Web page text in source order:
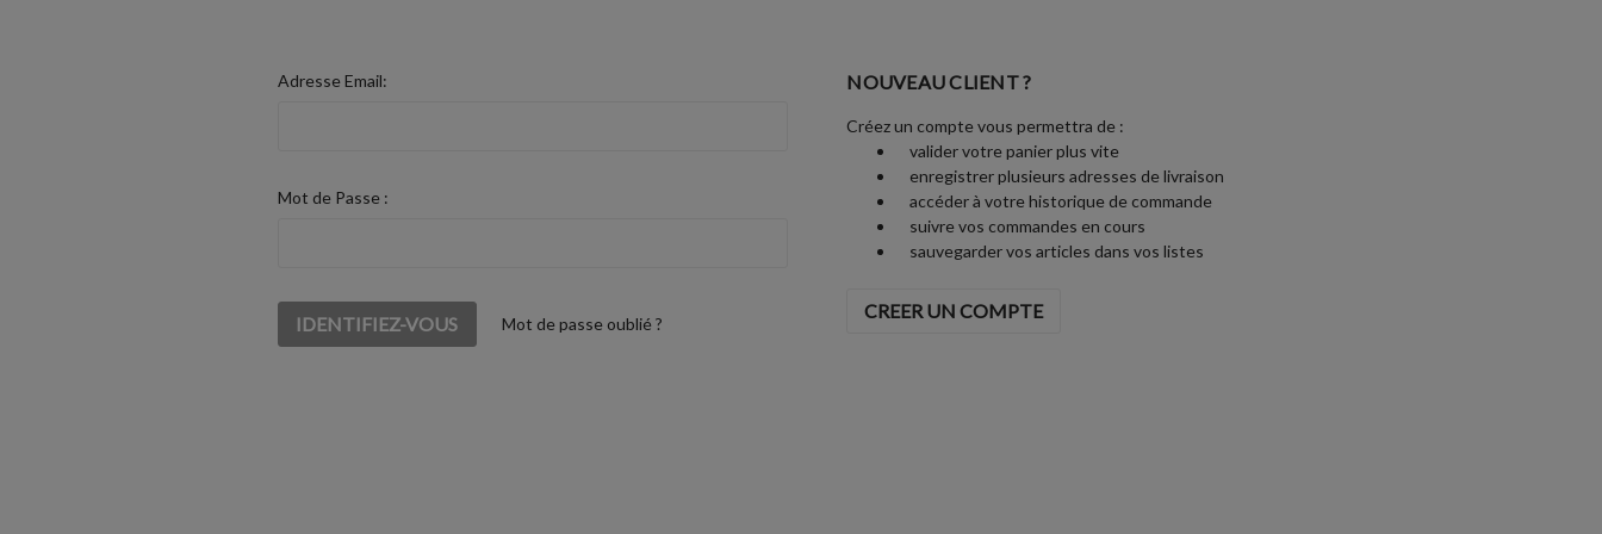
Adresse Email:
Mot de Passe :
Mot de passe oublié ?
NOUVEAU CLIENT ?
Créez un compte vous permettra de :
valider votre panier plus vite
enregistrer plusieurs adresses de livraison
accéder à votre historique de commande
suivre vos commandes en cours
sauvegarder vos articles dans vos listes
CREER UN COMPTE